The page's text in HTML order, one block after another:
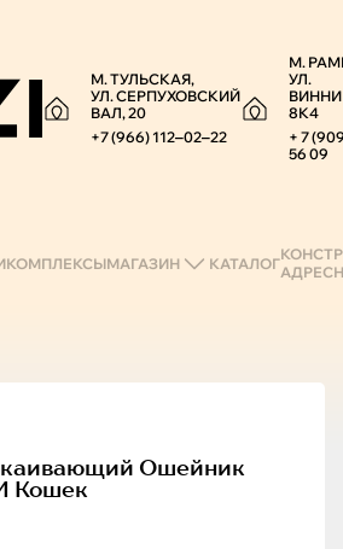
М. ТУЛЬСКАЯ,
УЛ. СЕРПУХОВСКИЙ
ВАЛ, 20
+7 (966) 112‒02‒22
М.
УЛ.
8К4
+ 7
56 09
КОМПЛЕКСЫМАГАЗИН КАТАЛОГ
Ошейник
Кошек